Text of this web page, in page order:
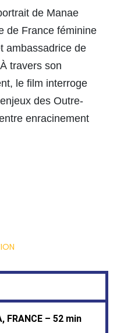
de Manae
de France féminine
ambassadrice de
travers son
le film interroge
des Outre-
enracinement
FRANCE – 52 min